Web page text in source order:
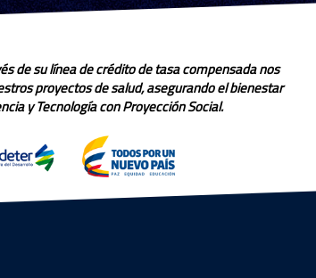
de su línea de crédito de tasa compensada nos
proyectos de salud, asegurando el bienestar
y Tecnología con Proyección Social.